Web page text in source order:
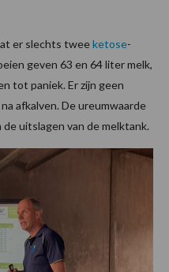
er slechts tweeketose-
geven 63 en 64 liter melk,
tot paniek. Er zijn geen
afkalven. De ureumwaarde
uitslagen van de melktank.